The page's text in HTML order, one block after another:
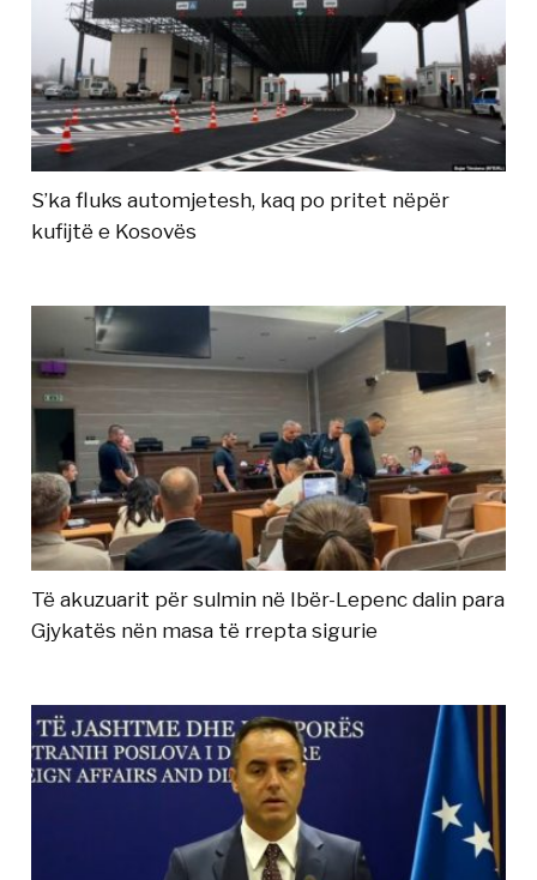
S’ka fluks automjetesh, kaq po pritet nëpër
kufijtë e Kosovës
Të akuzuarit për sulmin në Ibër-Lepenc dalin para
Gjykatës nën masa të rrepta sigurie